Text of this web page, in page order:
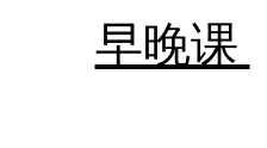
早晚课